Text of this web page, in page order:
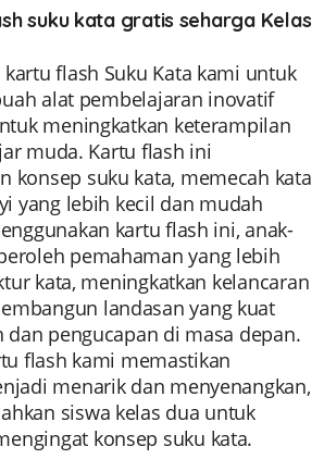
suku kata gratis seharga Kelas
flash Suku Kata kami untuk
alat pembelajaran inovatif
meningkatkan keterampilan
muda. Kartu flash ini
konsep suku kata, memecah kata
yang lebih kecil dan mudah
kartu flash ini, anak-
pemahaman yang lebih
kata, meningkatkan kelancaran
landasan yang kuat
dan pengucapan di masa depan.
flash kami memastikan
menarik dan menyenangkan,
siswa kelas dua untuk
konsep suku kata.